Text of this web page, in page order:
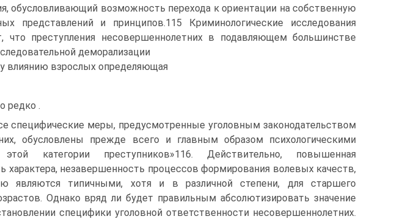
обусловливающий возможность перехода к ориентации на собственную
представлений и принципов.115 Криминологические исследования
что преступления несовершеннолетних в подавляющем большинстве
деморализации
влиянию взрослых определяющая
редко .
специфические меры, предусмотренные уголовным законодательством
обусловлены прежде всего и главным образом психологическими
категории преступников»116. Действительно, повышенная
характера, незавершенность процессов формирования волевых качеств,
являются типичными, хотя и в различной степени, для старшего
Однако вряд ли будет правильным абсолютизировать значение
специфики уголовной ответственности несовершеннолетних.